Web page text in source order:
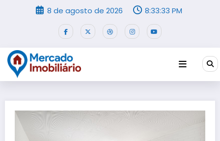
8 de agosto de 2026 8:33:33 PM